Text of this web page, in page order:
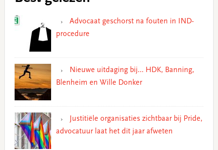
Advocaat geschorst na fouten in IND-
procedure
Nieuwe uitdaging bij… HDK, Banning,
Blenheim en Wille Donker
Justitiële organisaties zichtbaar bij Pride,
advocatuur laat het dit jaar afweten